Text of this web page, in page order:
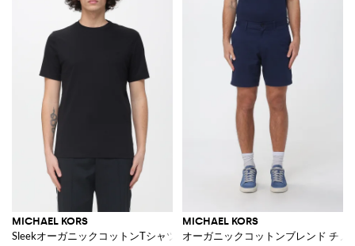
MICHAEL KORS
SleekオーガニックコットンTシャツ
MICHAEL KORS
オーガニックコットンブレンド チノ